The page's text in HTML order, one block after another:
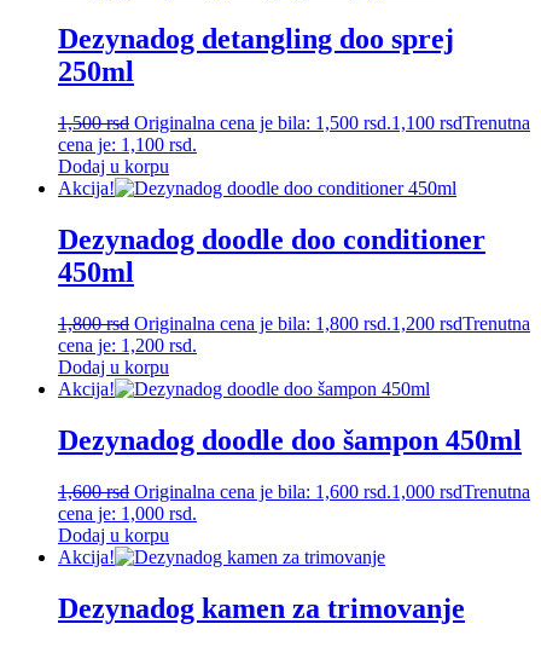
Dezynadog detangling doo sprej
250ml
1,500rsd Originalna cena je bila: 1,500 rsd.1,100 rsdTrenutna
cena je: 1,100 rsd.
Dodaj u korpu
Akcija!
Dezynadog doodle doo conditioner
450ml
1,800rsd Originalna cena je bila: 1,800 rsd.1,200 rsdTrenutna
cena je: 1,200 rsd.
Dodaj u korpu
Akcija!
Dezynadog doodle doo šampon 450ml
1,600rsd Originalna cena je bila: 1,600 rsd.1,000 rsdTrenutna
cena je: 1,000 rsd.
Dodaj u korpu
Akcija!
Dezynadog kamen za trimovanje